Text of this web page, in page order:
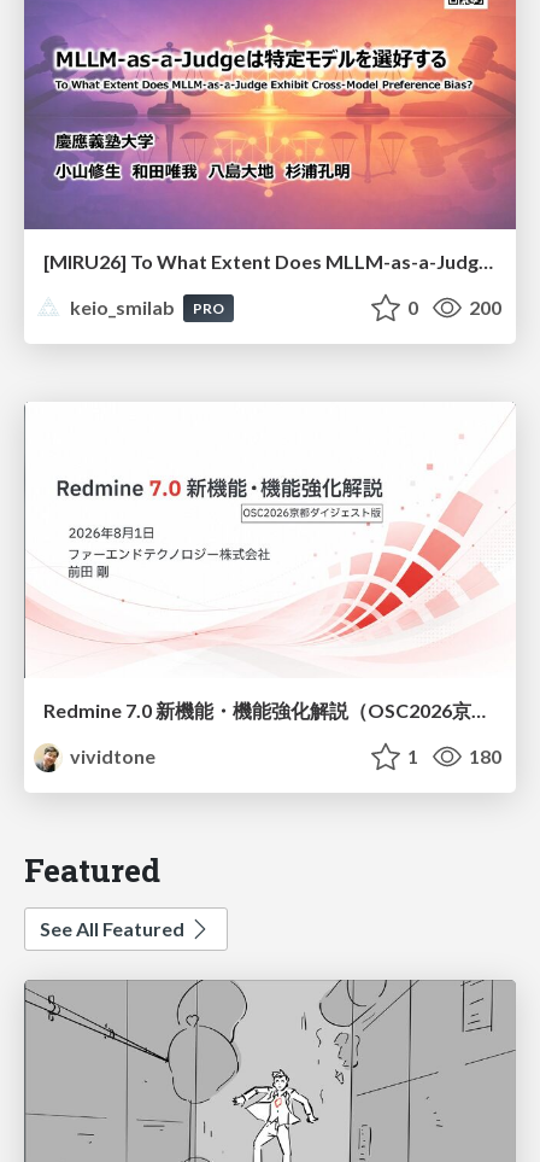
keio_smilab
PRO 0 200
Redmine 7.0 新機能・機能強化解説（OSC2026京都ダイジェスト版）
vividtone
1 180
Featured
See All Featured